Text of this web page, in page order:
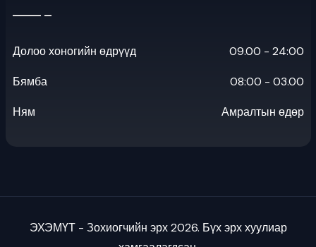
Долоо хоногийн өдрүүд 09.00 - 24:00
Бямба 08:00 - 03.00
Ням Амралтын өдөр
ЭХЭМҮТ - Зохиогчийн эрх 2026. Бүх эрх хуулиар